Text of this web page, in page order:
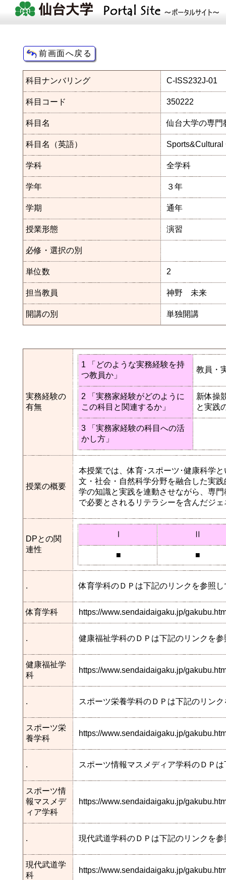
科目ナンバリング C-ISS232J-01
科目コード 350222
科目名 仙台大学の専
科目名（英語）
学科 全学科
学年 ３年
学期 通年
授業形態 演習
必修・選択の別
単位数 2
担当教員 神野 未来
開講の別 単独開講
実務経験の
有無
1 「どのような実務経験を持
つ教員か」
教員・
2 「実務家経験がどのように
この科目と関連するか」
新体操
と実践
3 「実務家経験の科目への活
かし方」
授業の概要
本授業では、体育･スポーツ･健康科学
文・社会・自然科学分野を融合した実
学の知識と実践を連動させながら、専
で必要とされるリテラシーを含んだジ
DPとの関
連性
Ⅰ Ⅱ
■ ■
. 体育学科のＤＰは下記のリンクを参照
体育学科 https://www.sendaidaigaku.jp/
. 健康福祉学科のＤＰは下記のリンクを
健康福祉学
科
https://www.sendaidaigaku.jp/
. スポーツ栄養学科のＤＰは下記のリン
スポーツ栄
養学科
https://www.sendaidaigaku.jp/
. スポーツ情報マスメディア学科のＤＰ
スポーツ情
報マスメデ
ィア学科
https://www.sendaidaigaku.jp/
. 現代武道学科のＤＰは下記のリンクを
現代武道学
科
https://www.sendaidaigaku.jp/